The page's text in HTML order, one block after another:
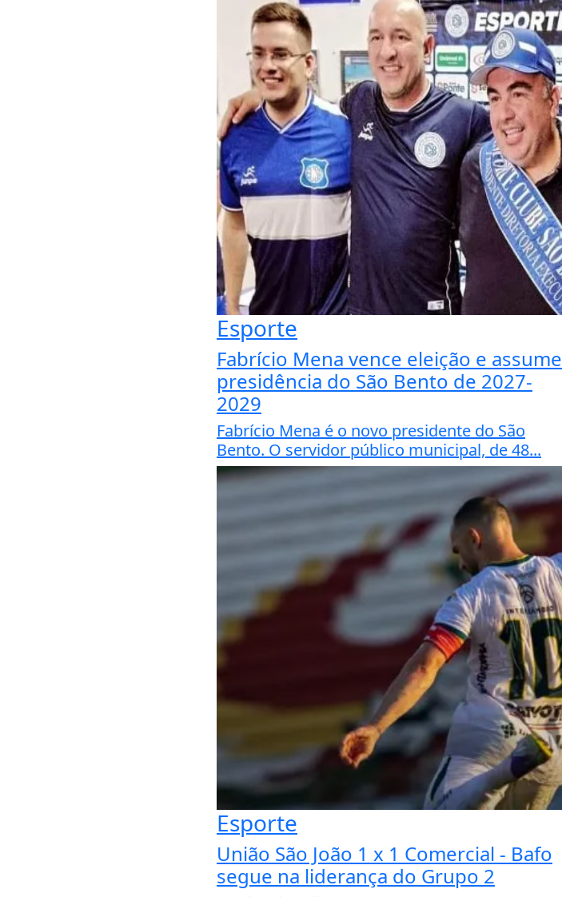
Esporte
Fabrício Mena vence eleição e assume
presidência do São Bento de 2027-
2029
Fabrício Mena é o novo presidente do São
Bento. O servidor público municipal, de 48...
Esporte
União São João 1 x 1 Comercial - Bafo
segue na liderança do Grupo 2